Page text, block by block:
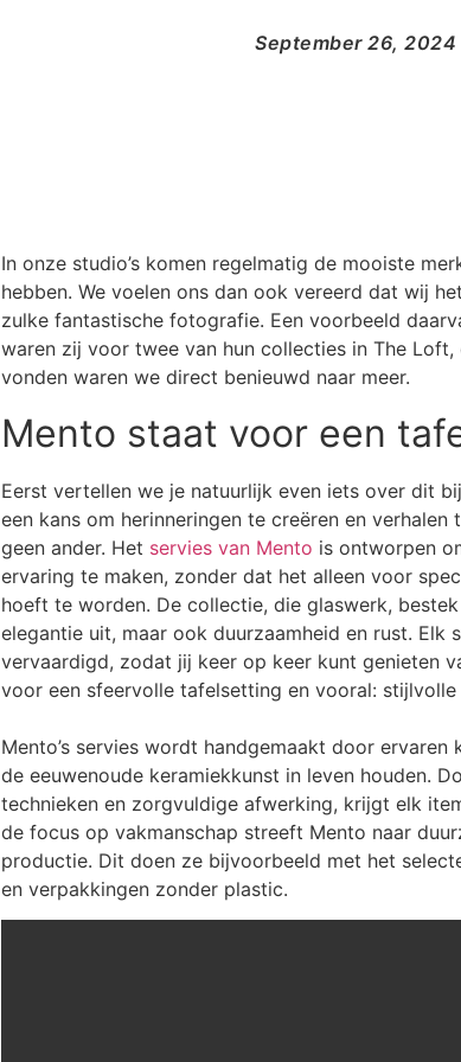
September 26, 2024
In onze studio’s komen regelmatig de mooiste
hebben. We voelen ons dan ook vereerd dat wij
zulke fantastische fotografie. Een voorbeeld
waren zij voor twee van hun collecties in The
vonden waren we direct benieuwd naar meer.
Mento staat voor een
Eerst vertellen we je natuurlijk even iets over dit
een kans om herinneringen te creëren en
geen ander. Het servies van Mento is ontworpen
ervaring te maken, zonder dat het alleen voor
hoeft te worden. De collectie, die glaswerk,
elegantie uit, maar ook duurzaamheid en rust.
vervaardigd, zodat jij keer op keer kunt genieten
voor een sfeervolle tafelsetting en vooral: stijlvolle
Mento’s servies wordt handgemaakt door
de eeuwenoude keramiekkunst in leven houden.
technieken en zorgvuldige afwerking, krijgt elk
de focus op vakmanschap streeft Mento naar
productie. Dit doen ze bijvoorbeeld met het
en verpakkingen zonder plastic.